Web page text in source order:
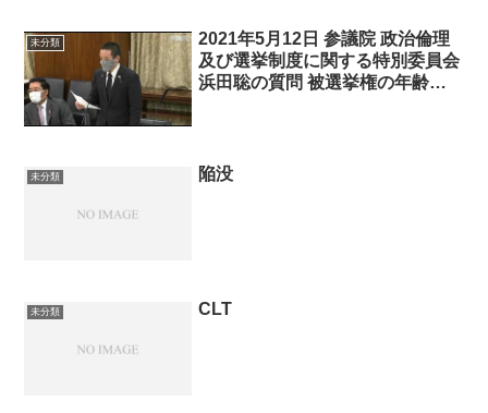
未分類
2021年5月12日 参議院 政治倫理
及び選挙制度に関する特別委員会
浜田聡の質問 被選挙権の年齢を
未分類 陥没
未分類 CLT